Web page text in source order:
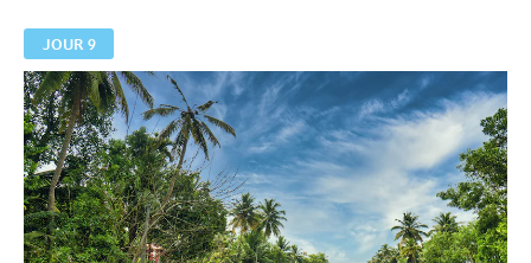
compagnie de quelques habitants, autour du travail de la noix de
coco : cueillette de la coco, tissage des feuilles de coco, fabrication
de la feuille de coco et rencontre avec un pêcheur. Retour à
Kumarakom.
Dîner. Nuit à l’hôtel.
JOUR 9